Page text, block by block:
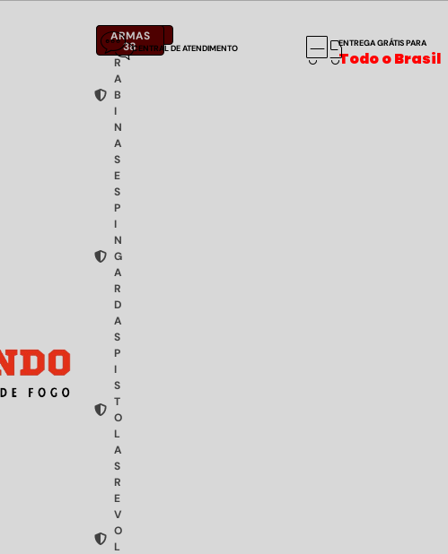
C
A
R
A
B
I
N
A
S
E
S
P
I
N
G
A
R
D
A
S
P
I
S
T
O
L
A
S
R
E
V
O
L
NOTÍCIAS
ARMAS
38CENTRAL DE ATENDIMENTO
ENTREGA GRÁTIS PARA
Todo o Brasil